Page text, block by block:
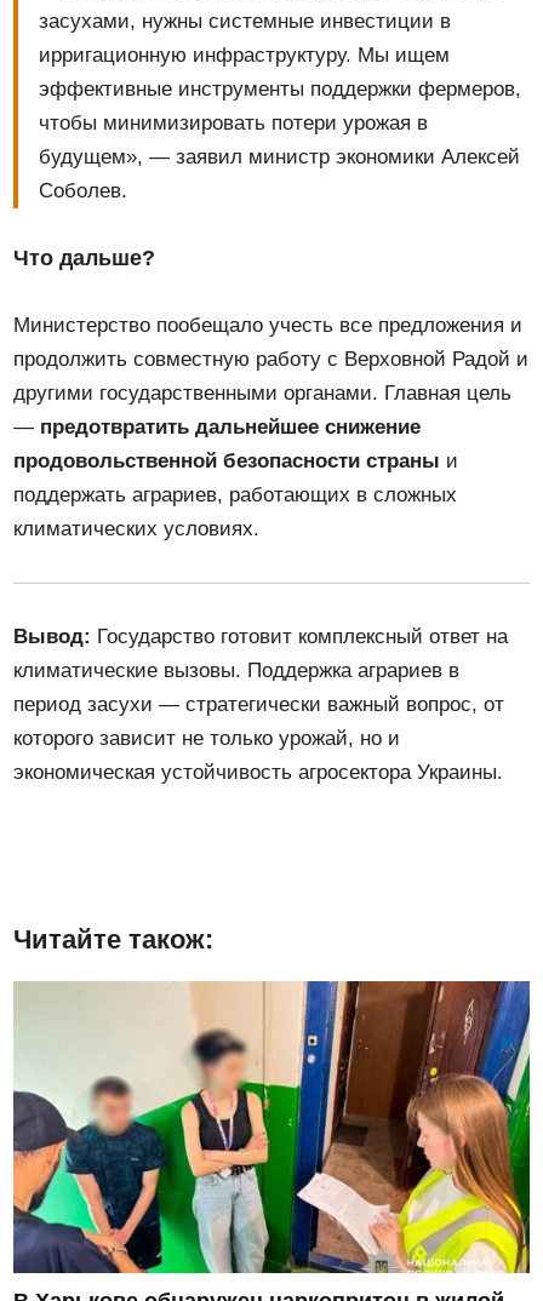
засухами, нужны системные инвестиции в
ирригационную инфраструктуру. Мы ищем
эффективные инструменты поддержки фермеров,
чтобы минимизировать потери урожая в
будущем», — заявил министр экономики Алексей
Соболев.
Что дальше?
Министерство пообещало учесть все предложения и
продолжить совместную работу с Верховной Радой и
другими государственными органами. Главная цель
— предотвратить дальнейшее снижение
продовольственной безопасности страны и
поддержать аграриев, работающих в сложных
климатических условиях.
Вывод: Государство готовит комплексный ответ на
климатические вызовы. Поддержка аграриев в
период засухи — стратегически важный вопрос, от
которого зависит не только урожай, но и
экономическая устойчивость агросектора Украины.
Читайте також: